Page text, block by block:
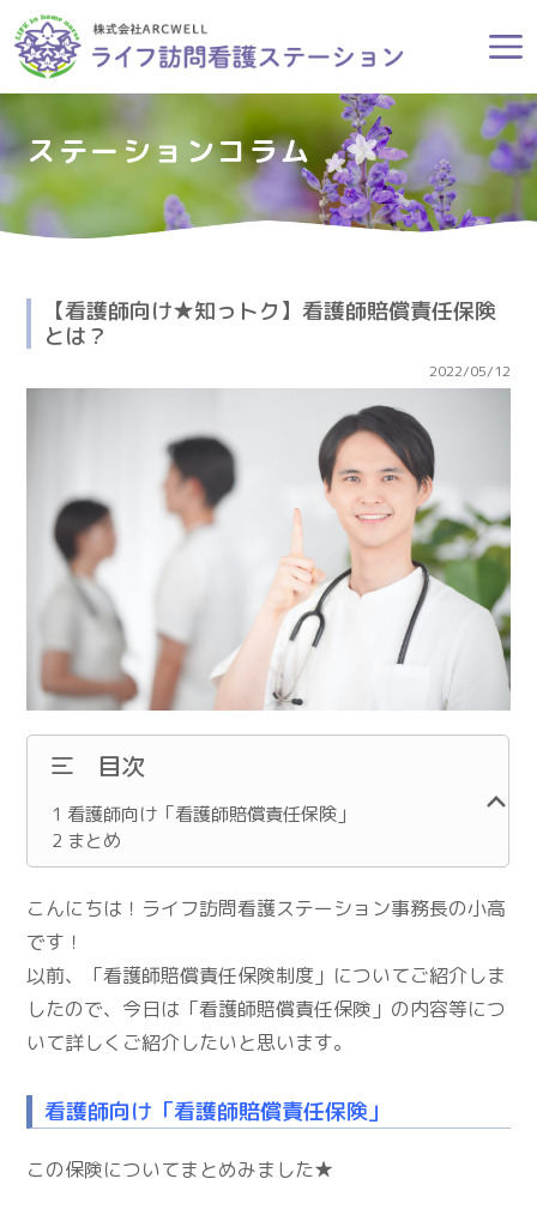
ステーションコラム
【看護師向け★知っトク】看護師賠償責任保険
とは？
2022/05/12
目次
1 看護師向け「看護師賠償責任保険」
2 まとめ
こんにちは！ライフ訪問看護ステーション事務長の小高
です！
以前、「看護師賠償責任保険制度」についてご紹介しま
したので、今日は「看護師賠償責任保険」の内容等につ
いて詳しくご紹介したいと思います。
看護師向け「看護師賠償責任保険」
この保険についてまとめみました★